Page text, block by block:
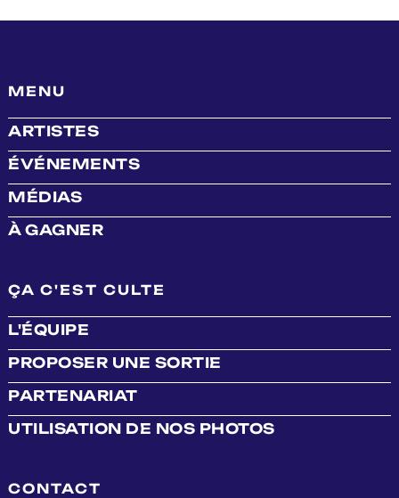
MENU
ARTISTES
ÉVÉNEMENTS
MÉDIAS
À GAGNER
ÇA C'EST CULTE
L'ÉQUIPE
PROPOSER UNE SORTIE
PARTENARIAT
UTILISATION DE NOS PHOTOS
CONTACT